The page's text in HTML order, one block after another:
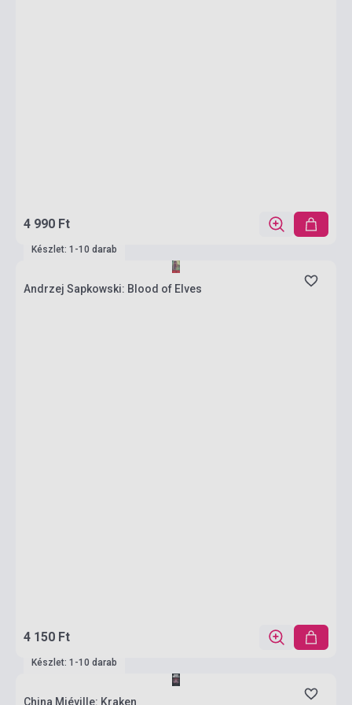
4 990 Ft
Készlet: 1-10 darab
Andrzej Sapkowski: Blood of Elves
4 150 Ft
Készlet: 1-10 darab
China Miéville: Kraken